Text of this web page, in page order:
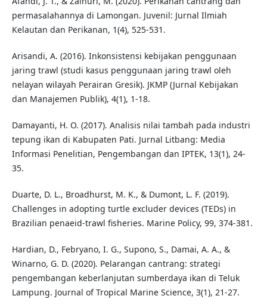
permasalahannya di Lamongan. Juvenil: Jurnal Ilmiah
Kelautan dan Perikanan, 1(4), 525-531.
Arisandi, A. (2016). Inkonsistensi kebijakan penggunaan
jaring trawl (studi kasus penggunaan jaring trawl oleh
nelayan wilayah Perairan Gresik). JKMP (Jurnal Kebijakan
dan Manajemen Publik), 4(1), 1-18.
Damayanti, H. O. (2017). Analisis nilai tambah pada industri
tepung ikan di Kabupaten Pati. Jurnal Litbang: Media
Informasi Penelitian, Pengembangan dan IPTEK, 13(1), 24-
35.
Duarte, D. L., Broadhurst, M. K., & Dumont, L. F. (2019).
Challenges in adopting turtle excluder devices (TEDs) in
Brazilian penaeid-trawl fisheries. Marine Policy, 99, 374-381.
Hardian, D., Febryano, I. G., Supono, S., Damai, A. A., &
Winarno, G. D. (2020). Pelarangan cantrang: strategi
pengembangan keberlanjutan sumberdaya ikan di Teluk
Lampung. Journal of Tropical Marine Science, 3(1), 21-27.